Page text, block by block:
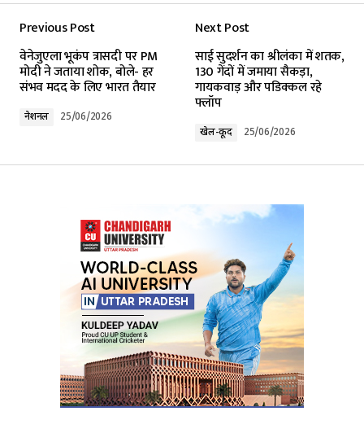
Required fields are marked*
Your E-mail*
Submit Comment
Previous Post
वेनेजुएला भूकंप त्रासदी पर PM
मोदी ने जताया शोक, बोले- हर
संभव मदद के लिए भारत तैयार
नेशनल 25/06/2026
Next Post
साई सुदर्शन का श्रीलंका में शतक,
130 गेंदों में जमाया सैकड़ा,
गायकवाड़ और पडिक्कल रहे
फ्लॉप
खेल-कूद 25/06/2026